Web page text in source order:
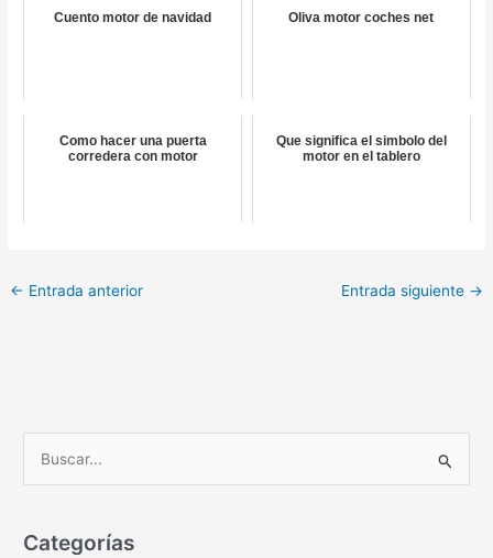
Cuento motor de navidad Oliva motor coches net
Como hacer una puerta
corredera con motor
Que significa el simbolo del
motor en el tablero
← Entrada anterior Entrada siguiente →
c
Categorías